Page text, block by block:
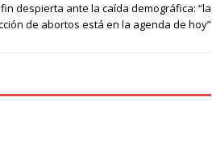
despierta ante la caída demográfica: “la
de abortos está en la agenda de hoy”